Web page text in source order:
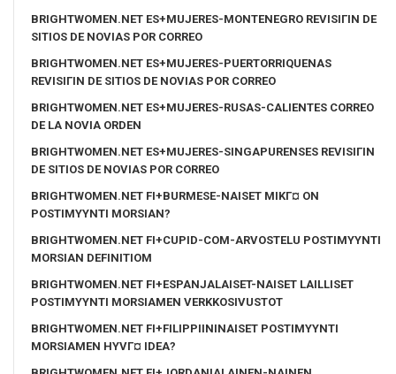
BRIGHTWOMEN.NET ES+MUJERES-MONTENEGRO REVISIГІN DE
SITIOS DE NOVIAS POR CORREO
BRIGHTWOMEN.NET ES+MUJERES-PUERTORRIQUENAS
REVISIГІN DE SITIOS DE NOVIAS POR CORREO
BRIGHTWOMEN.NET ES+MUJERES-RUSAS-CALIENTES CORREO
DE LA NOVIA ORDEN
BRIGHTWOMEN.NET ES+MUJERES-SINGAPURENSES REVISIГІN
DE SITIOS DE NOVIAS POR CORREO
BRIGHTWOMEN.NET FI+BURMESE-NAISET MIKГ¤ ON
POSTIMYYNTI MORSIAN?
BRIGHTWOMEN.NET FI+CUPID-COM-ARVOSTELU POSTIMYYNTI
MORSIAN DEFINITIOM
BRIGHTWOMEN.NET FI+ESPANJALAISET-NAISET LAILLISET
POSTIMYYNTI MORSIAMEN VERKKOSIVUSTOT
BRIGHTWOMEN.NET FI+FILIPPIININAISET POSTIMYYNTI
MORSIAMEN HYVГ¤ IDEA?